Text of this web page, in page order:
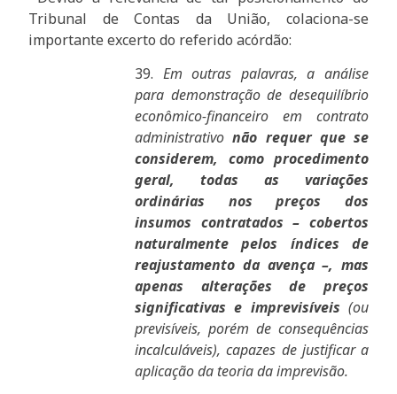
Tribunal de Contas da União, colaciona-se
importante excerto do referido acórdão:
39. Em outras palavras, a análise
para demonstração de desequilíbrio
econômico-financeiro em contrato
administrativonão requer que se
considerem, como procedimento
geral, todas as variações
ordinárias nos preços dos
insumos contratados – cobertos
naturalmente pelos índices de
reajustamento da avença –, mas
apenas alterações de preços
significativas e imprevisíveis (ou
previsíveis, porém de consequências
incalculáveis), capazes de justificar a
aplicação da teoria da imprevisão.